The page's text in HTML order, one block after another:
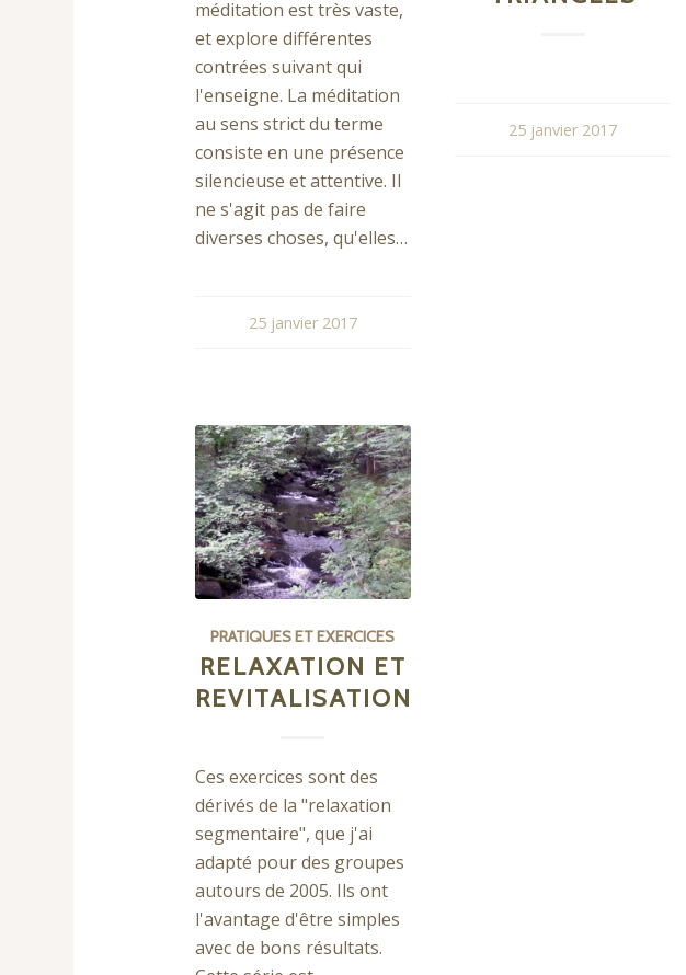
méditation est très vaste,
et explore différentes
contrées suivant qui
l'enseigne. La méditation
au sens strict du terme
consiste en une présence
silencieuse et attentive. Il
ne s'agit pas de faire
diverses choses, qu'elles…
25 janvier 2017
25 janvier 2017
PRATIQUES ET EXERCICES
RELAXATION ET
REVITALISATION
Ces exercices sont des
dérivés de la "relaxation
segmentaire", que j'ai
adapté pour des groupes
autours de 2005. Ils ont
l'avantage d'être simples
avec de bons résultats.